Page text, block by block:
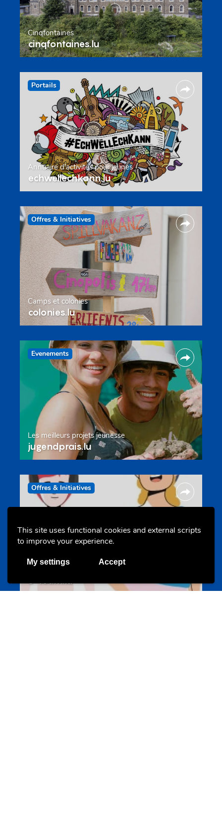
This site uses functional cookies and external scripts
to improve your experience.
My settings Accept
Cinqfontaines
cinqfontaines.lu
Portails
Annuaire d’activités pour jeunes
echwellechkann.lu
Offres & Initiatives
Camps et colonies
colonies.lu
Evenements
Les meilleurs projets jeunesse
jugendprais.lu
Offres & Initiatives
Un projet de jeunes pour jeunes